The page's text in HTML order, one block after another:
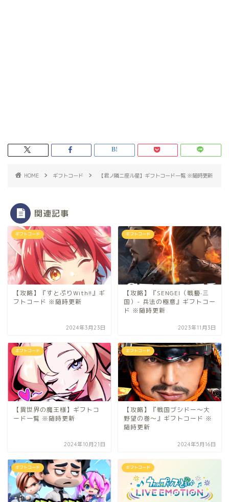
HOME ギフトコード 【君ノ隣ニ座ル星】ギフトコード一覧 ※随時更新
関連記事
ギフトコード
【攻略】『すとぷりWith!!』ギ
フトコード ※随時更新
2024年3月23日
ギフトコード
【攻略】『SENGEI（戦藝·三
国）- 兵法の極意』ギフトコー
ド ※随時更新
2023年11月3日
ギフトコード
【異世界の魔王様】ギフトコ
ード一覧 ※随時更新
2024年10月21日
ギフトコード
【攻略】『戦国ブシドー〜大
野望の巻〜』ギフトコード ※
随時更新
2024年5月16日
ギフトコード ギフトコード